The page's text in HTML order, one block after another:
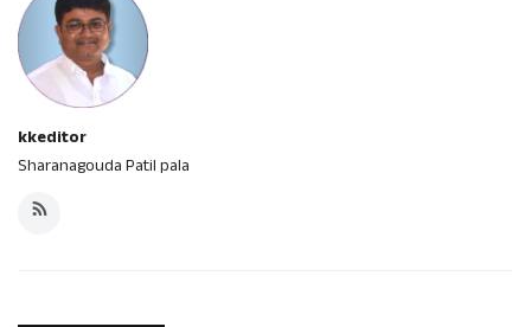
kkeditor
Sharanagouda Patil pala